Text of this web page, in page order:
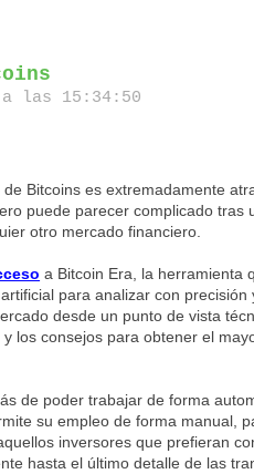
las 15:34:50
de Bitcoins es extremadamente
puede parecer complicado tras
otro mercado financiero.
a Bitcoin Era, la herramienta
para analizar con precisión
desde un punto de vista
y los consejos para obtener el
de poder trabajar de forma
su empleo de forma manual,
inversores que prefieran
hasta el último detalle de las